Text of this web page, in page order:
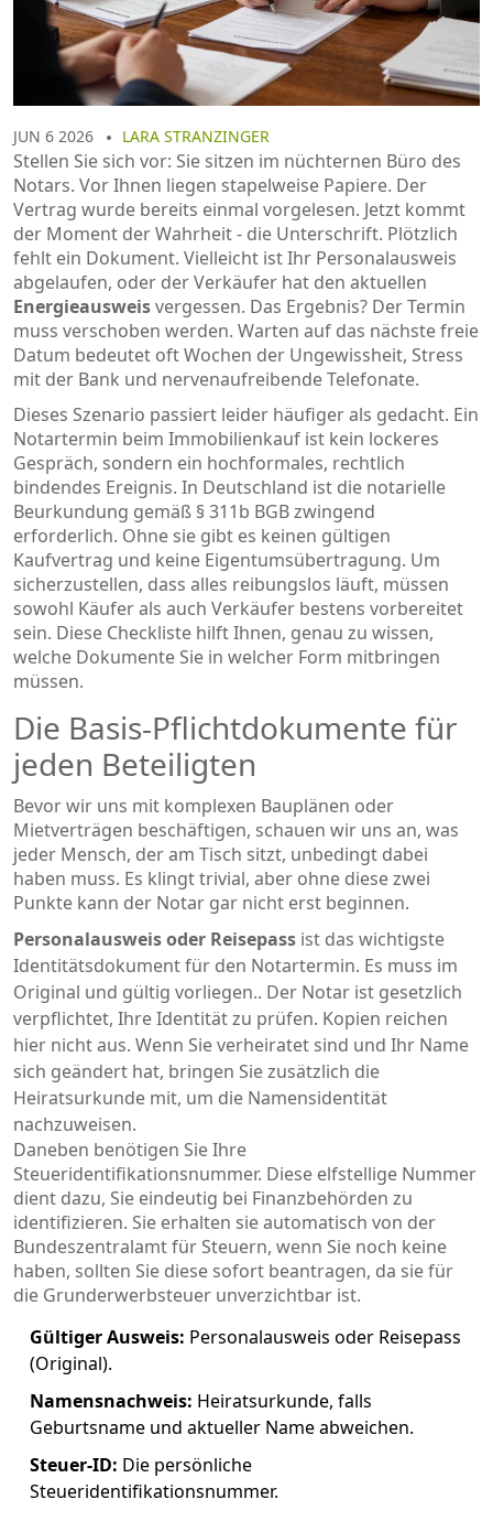
JUN 6 2026 LARA STRANZINGER
Stellen Sie sich vor: Sie sitzen im nüchternen Büro des
Notars. Vor Ihnen liegen stapelweise Papiere. Der
Vertrag wurde bereits einmal vorgelesen. Jetzt kommt
der Moment der Wahrheit - die Unterschrift. Plötzlich
fehlt ein Dokument. Vielleicht ist Ihr Personalausweis
abgelaufen, oder der Verkäufer hat den aktuellen
Energieausweisvergessen. Das Ergebnis? Der Termin
muss verschoben werden. Warten auf das nächste freie
Datum bedeutet oft Wochen der Ungewissheit, Stress
mit der Bank und nervenaufreibende Telefonate.
Dieses Szenario passiert leider häufiger als gedacht. Ein
Notartermin beim Immobilienkauf ist kein lockeres
Gespräch, sondern ein hochformales, rechtlich
bindendes Ereignis. In Deutschland ist die notarielle
Beurkundung gemäß § 311b BGB zwingend
erforderlich. Ohne sie gibt es keinen gültigen
Kaufvertrag und keine Eigentumsübertragung. Um
sicherzustellen, dass alles reibungslos läuft, müssen
sowohl Käufer als auch Verkäufer bestens vorbereitet
sein. Diese Checkliste hilft Ihnen, genau zu wissen,
welche Dokumente Sie in welcher Form mitbringen
müssen.
Die Basis-Pflichtdokumente für
jeden Beteiligten
Bevor wir uns mit komplexen Bauplänen oder
Mietverträgen beschäftigen, schauen wir uns an, was
jeder Mensch, der am Tisch sitzt, unbedingt dabei
haben muss. Es klingt trivial, aber ohne diese zwei
Punkte kann der Notar gar nicht erst beginnen.
Personalausweis oder Reisepass ist das wichtigste
Identitätsdokument für den Notartermin. Es muss im
Original und gültig vorliegen.. Der Notar ist gesetzlich
verpflichtet, Ihre Identität zu prüfen. Kopien reichen
hier nicht aus. Wenn Sie verheiratet sind und Ihr Name
sich geändert hat, bringen Sie zusätzlich die
Heiratsurkunde mit, um die Namensidentität
nachzuweisen.
Daneben benötigen Sie Ihre
Steueridentifikationsnummer. Diese elfstellige Nummer
dient dazu, Sie eindeutig bei Finanzbehörden zu
identifizieren. Sie erhalten sie automatisch von der
Bundeszentralamt für Steuern, wenn Sie noch keine
haben, sollten Sie diese sofort beantragen, da sie für
die Grunderwerbsteuer unverzichtbar ist.
Gültiger Ausweis: Personalausweis oder Reisepass
(Original).
Namensnachweis: Heiratsurkunde, falls
Geburtsname und aktueller Name abweichen.
Steuer-ID: Die persönliche
Steueridentifikationsnummer.